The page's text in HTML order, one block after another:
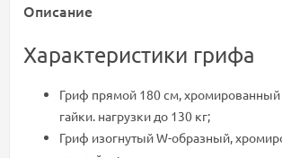
Описание
Характеристики грифа
Гриф прямой 180 см, хромированный
гайки. нагрузки до 130 кг;
Гриф изогнутый W-образный,